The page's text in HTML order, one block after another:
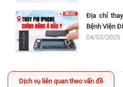
Địa chỉ
Bệnh Viện
04/03/2025
Dịch vụ liên quan theo vấn đề